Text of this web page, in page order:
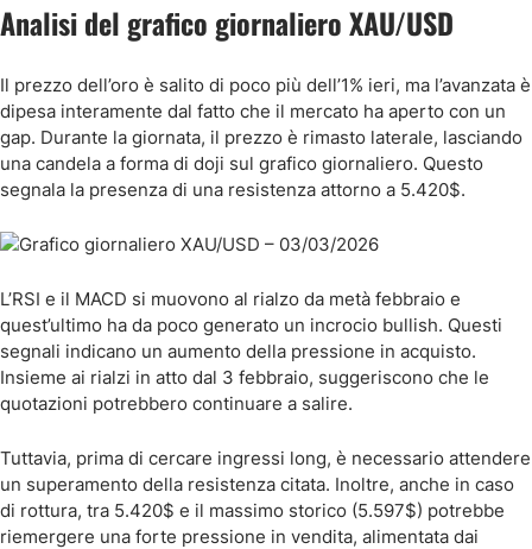
Analisi del grafico giornaliero XAU/USD
Il prezzo dell’oro è salito di poco più dell’1% ieri, ma l’avanzata è
dipesa interamente dal fatto che il mercato ha aperto con un
gap. Durante la giornata, il prezzo è rimasto laterale, lasciando
una candela a forma di doji sul grafico giornaliero. Questo
segnala la presenza di una resistenza attorno a 5.420$.
L’RSI e il MACD si muovono al rialzo da metà febbraio e
quest’ultimo ha da poco generato un incrocio bullish. Questi
segnali indicano un aumento della pressione in acquisto.
Insieme ai rialzi in atto dal 3 febbraio, suggeriscono che le
quotazioni potrebbero continuare a salire.
Tuttavia, prima di cercare ingressi long, è necessario attendere
un superamento della resistenza citata. Inoltre, anche in caso
di rottura, tra 5.420$ e il massimo storico (5.597$) potrebbe
riemergere una forte pressione in vendita, alimentata dai